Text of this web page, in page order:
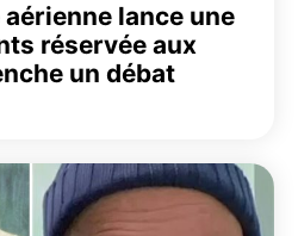
lance une
réservée aux
un débat